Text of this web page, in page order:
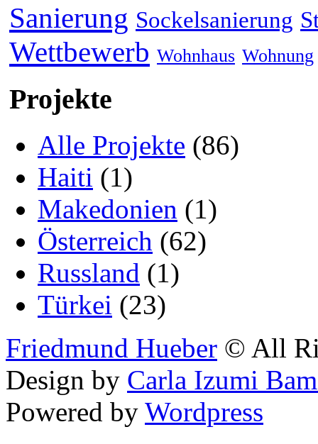
Sanierung Sockelsanierung
Wettbewerb Wohnhaus Wohnung
Projekte
Alle Projekte (86)
Haiti (1)
Makedonien (1)
Österreich (62)
Russland (1)
Türkei (23)
Friedmund Hueber © All
Design by Carla Izumi
Powered by Wordpress